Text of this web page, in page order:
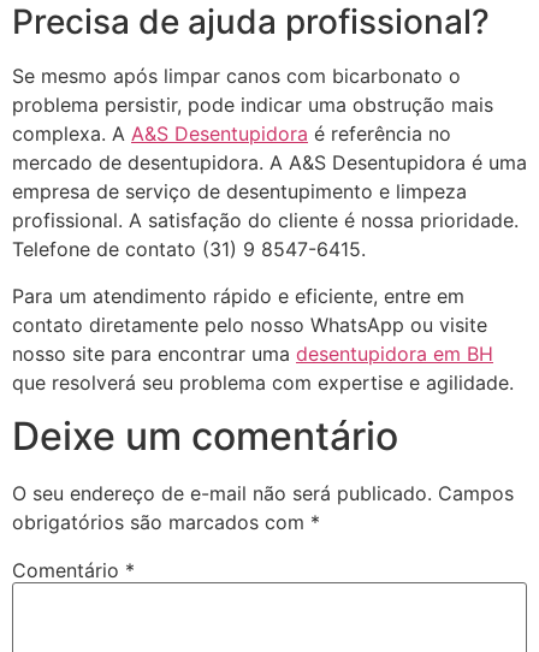
Precisa de ajuda profissional?
Se mesmo após limpar canos com bicarbonato o
problema persistir, pode indicar uma obstrução mais
complexa. A A&S Desentupidora é referência no
mercado de desentupidora. A A&S Desentupidora é uma
empresa de serviço de desentupimento e limpeza
profissional. A satisfação do cliente é nossa prioridade.
Telefone de contato (31) 9 8547-6415.
Para um atendimento rápido e eficiente, entre em
contato diretamente pelo nosso WhatsApp ou visite
nosso site para encontrar uma desentupidora em BH
que resolverá seu problema com expertise e agilidade.
Deixe um comentário
O seu endereço de e-mail não será publicado. Campos
obrigatórios são marcados com *
Comentário *